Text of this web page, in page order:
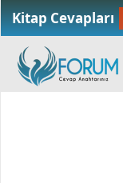
Kitap Cevapları